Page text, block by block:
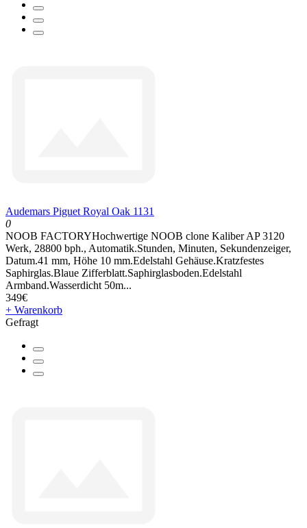
Audemars Piguet Royal Oak 1131
0
NOOB FACTORYHochwertige NOOB clone Kaliber AP 3120
Werk, 28800 bph., Automatik.Stunden, Minuten, Sekundenzeiger,
Datum.41 mm, Höhe 10 mm.Edelstahl Gehäuse.Kratzfestes
Saphirglas.Blaue Zifferblatt.Saphirglasboden.Edelstahl
Armband.Wasserdicht 50m...
349€
+ Warenkorb
Gefragt